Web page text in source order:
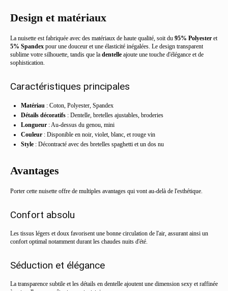
Design et matériaux
La nuisette est fabriquée avec des matériaux de haute qualité, soit du 95% Polyester et
5% Spandex pour une douceur et une élasticité inégalées. Le design transparent
sublime votre silhouette, tandis que la dentelle ajoute une touche d'élégance et de
sophistication.
Caractéristiques principales
Matériau : Coton, Polyester, Spandex
Détails décoratifs : Dentelle, bretelles ajustables, broderies
Longueur : Au-dessus du genou, mini
Couleur : Disponible en noir, violet, blanc, et rouge vin
Style : Décontracté avec des bretelles spaghetti et un dos nu
Avantages
Porter cette nuisette offre de multiples avantages qui vont au-delà de l'esthétique.
Confort absolu
Les tissus légers et doux favorisent une bonne circulation de l'air, assurant ainsi un
confort optimal notamment durant les chaudes nuits d'été.
Séduction et élégance
La transparence subtile et les détails en dentelle ajoutent une dimension sexy et raffinée